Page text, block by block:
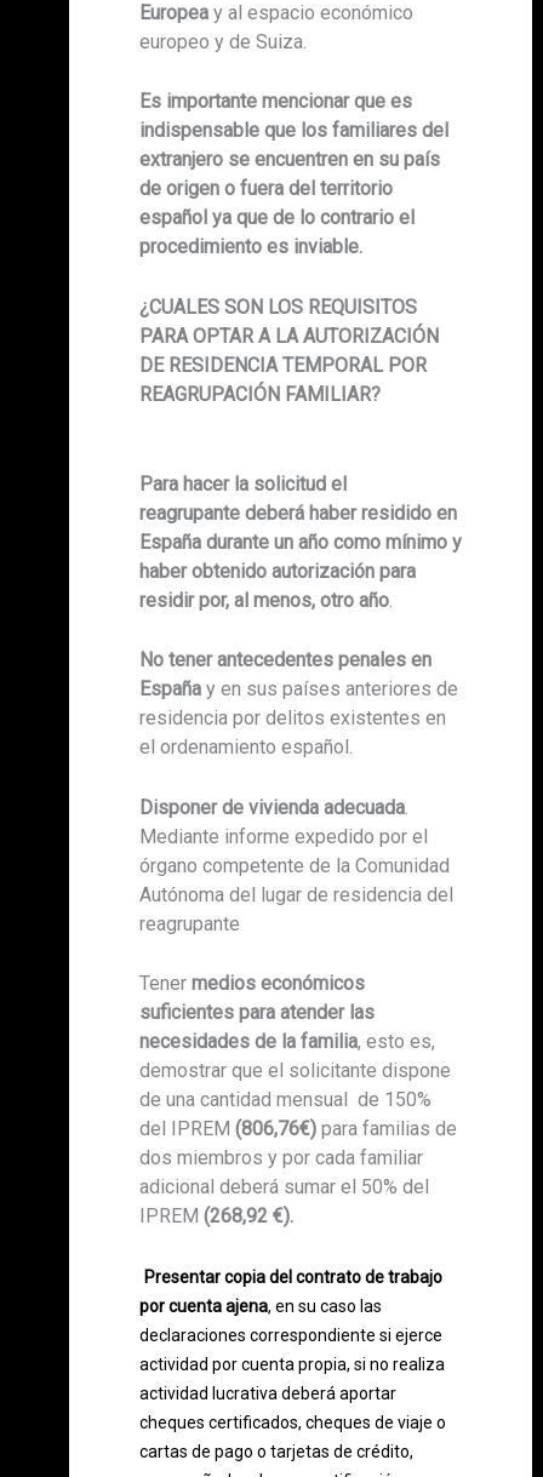
Europeay al espacio económico
europeo y de Suiza.
Es importante mencionar que es
indispensable que los familiares del
extranjero se encuentren en su país
de origen o fuera del territorio
español ya que de lo contrario el
procedimiento es inviable.
¿CUALES SON LOS REQUISITOS
PARA OPTAR A LA AUTORIZACIÓN
DE RESIDENCIA TEMPORAL POR
REAGRUPACIÓN FAMILIAR?
Para hacer la solicitud el
reagrupante deberá haber residido en
España durante un año como mínimo y
haber obtenido autorización para
residir por, al menos, otro año.
No tener antecedentes penales en
Españay en sus países anteriores de
residencia por delitos existentes en
el ordenamiento español.
Disponer de vivienda adecuada.
Mediante informe expedido por el
órgano competente de la Comunidad
Autónoma del lugar de residencia del
reagrupante
Tener medios económicos
suficientes para atender las
necesidades de la familia, esto es,
demostrar que el solicitante dispone
de una cantidad mensual de 150%
del IPREM (806,76€)para familias de
dos miembros y por cada familiar
adicional deberá sumar el 50% del
IPREM (268,92 €).
Presentar copia del contrato de trabajo
por cuenta ajena, en su caso las
declaraciones correspondiente si ejerce
actividad por cuenta propia, si no realiza
actividad lucrativa deberá aportar
cheques certificados, cheques de viaje o
cartas de pago o tarjetas de crédito,